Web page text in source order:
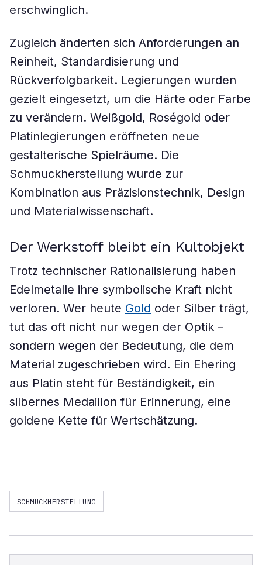
erschwinglich.
Zugleich änderten sich Anforderungen an
Reinheit, Standardisierung und
Rückverfolgbarkeit. Legierungen wurden
gezielt eingesetzt, um die Härte oder Farbe
zu verändern. Weißgold, Roségold oder
Platinlegierungen eröffneten neue
gestalterische Spielräume. Die
Schmuckherstellung wurde zur
Kombination aus Präzisionstechnik, Design
und Materialwissenschaft.
Der Werkstoff bleibt ein Kultobjekt
Trotz technischer Rationalisierung haben
Edelmetalle ihre symbolische Kraft nicht
verloren. Wer heute Gold oder Silber trägt,
tut das oft nicht nur wegen der Optik –
sondern wegen der Bedeutung, die dem
Material zugeschrieben wird. Ein Ehering
aus Platin steht für Beständigkeit, ein
silbernes Medaillon für Erinnerung, eine
goldene Kette für Wertschätzung.
SCHMUCKHERSTELLUNG